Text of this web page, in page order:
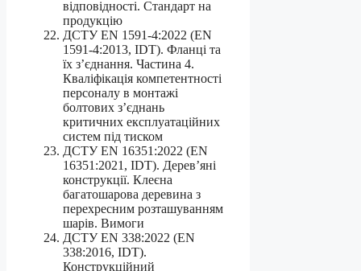
відповідності. Стандарт на
продукцію
ДСТУ EN 1591-4:2022 (EN
1591-4:2013, IDT). Фланці та
їх з’єднання. Частина 4.
Кваліфікація компетентності
персоналу в монтажі
болтових з’єднань
критичних експлуатаційних
систем під тиском
ДСТУ EN 16351:2022 (EN
16351:2021, IDT). Дерев’яні
конструкції. Клеєна
багатошарова деревина з
перехресним розташуванням
шарів. Вимоги
ДСТУ EN 338:2022 (EN
338:2016, IDT).
Конструкційний